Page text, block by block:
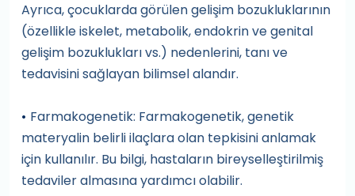
Ayrıca, çocuklarda görülen gelişim bozukluklarının
(özellikle iskelet, metabolik, endokrin ve genital
gelişim bozuklukları vs.) nedenlerini, tanı ve
tedavisini sağlayan bilimsel alandır.
• Farmakogenetik: Farmakogenetik, genetik
materyalin belirli ilaçlara olan tepkisini anlamak
için kullanılır. Bu bilgi, hastaların bireyselleştirilmiş
tedaviler almasına yardımcı olabilir.